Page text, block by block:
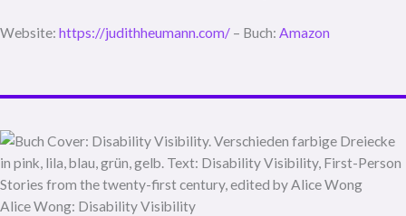
Website: https://judithheumann.com/ – Buch: Amazon
Alice Wong: Disability Visibility